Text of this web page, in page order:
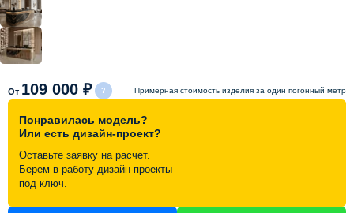
Видеоотзывы
Контакты
От 109 000 ₽ Примерная стоимость изделия за один погонный метр
Понравилась модель?
Или есть дизайн-проект?
Оставьте заявку на расчет.
Берем в работу дизайн-проекты
под ключ.